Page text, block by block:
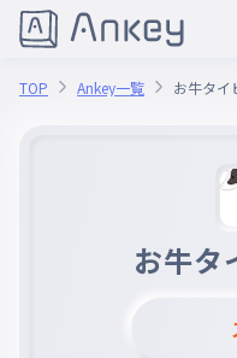
TOP Ankey一覧 お牛タイ
お牛タ